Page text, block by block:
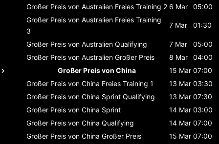
Großer Preis von Australien Freies Training 2 6 Mar
05:00
Großer Preis von Australien Freies Training
3
7 Mar 01:30
Großer Preis von Australien Qualifying 7 Mar
05:00
Großer Preis von Australien Großer Preis 8 Mar
04:00
Großer Preis von China
15 Mar 07:00
Großer Preis von China Freies Training 1 13 Mar 03:30
Großer Preis von China Sprint Qualifying 13 Mar 07:30
Großer Preis von China Sprint 14 Mar 03:00
Großer Preis von China Qualifying 14 Mar 07:00
Großer Preis von China Großer Preis 15 Mar 07:00